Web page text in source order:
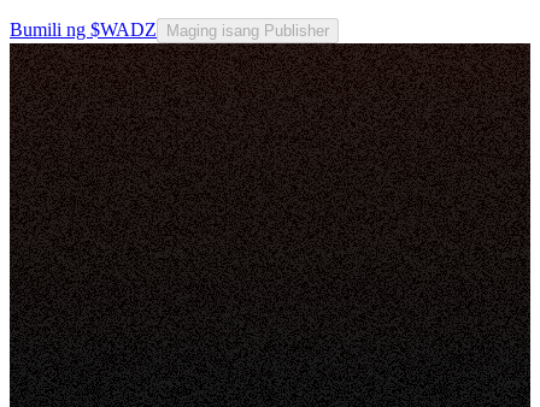
Bumili ng $WADZ Maging isang Publisher